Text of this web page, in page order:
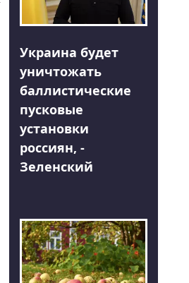
Украина будет
уничтожать
баллистические
пусковые
установки
россиян, -
Зеленский